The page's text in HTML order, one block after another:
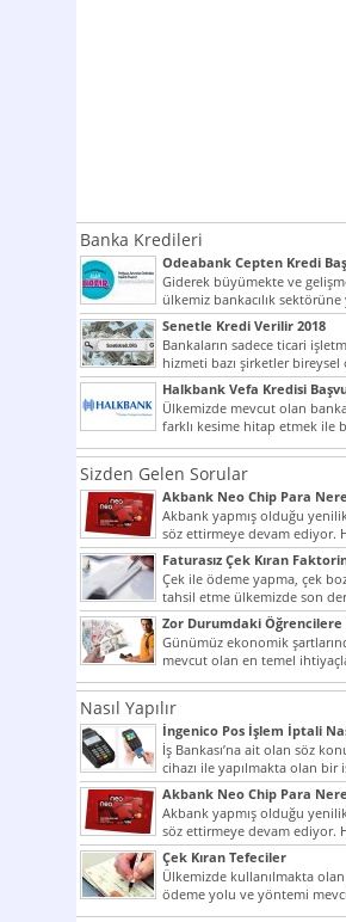
Banka Kredileri
Odeabank Cepten Kredi
8444
Giderek büyümekte ve
ülkemiz bankacılık sektörüne
giriş yapmış olan...
Senetle Kredi Verilir 2018
Bankaların sadece ticari
hizmeti bazı şirketler bireysel
vermektedir. Senetle kredi...
Halkbank Vefa Kredisi
Ülkemizde mevcut olan
farklı kesime hitap etmek ile
noktada son...
Sizden Gelen Sorular
Akbank Neo Chip Para
Kullanılır?
Akbank yapmış olduğu
söz ettirmeye devam ediyor.
potansiyelini arttırmak hem...
Faturasız Çek Kıran
Çek ile ödeme yapma, çek
tahsil etme ülkemizde son
şekilde...
Zor Durumdaki Öğrencilere
Günümüz ekonomik
mevcut olan en temel
dahi son derece zor olmak...
Nasıl Yapılır
İngenico Pos İşlem İptali
İş Bankası’na ait olan söz
cihazı ile yapılmakta olan bir
Akbank Neo Chip Para
Kullanılır?
Akbank yapmış olduğu
söz ettirmeye devam ediyor.
potansiyelini arttırmak hem...
Çek Kıran Tefeciler
Ülkemizde kullanılmakta
ödeme yolu ve yöntemi
beraber bunlar...